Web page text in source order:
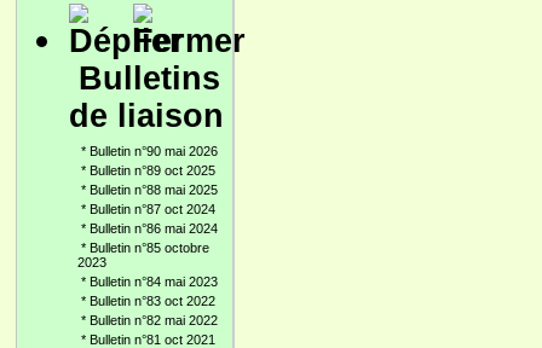
Bulletins
de liaison
* Bulletin n°90 mai 2026
* Bulletin n°89 oct 2025
* Bulletin n°88 mai 2025
* Bulletin n°87 oct 2024
* Bulletin n°86 mai 2024
* Bulletin n°85 octobre
2023
* Bulletin n°84 mai 2023
* Bulletin n°83 oct 2022
* Bulletin n°82 mai 2022
* Bulletin n°81 oct 2021